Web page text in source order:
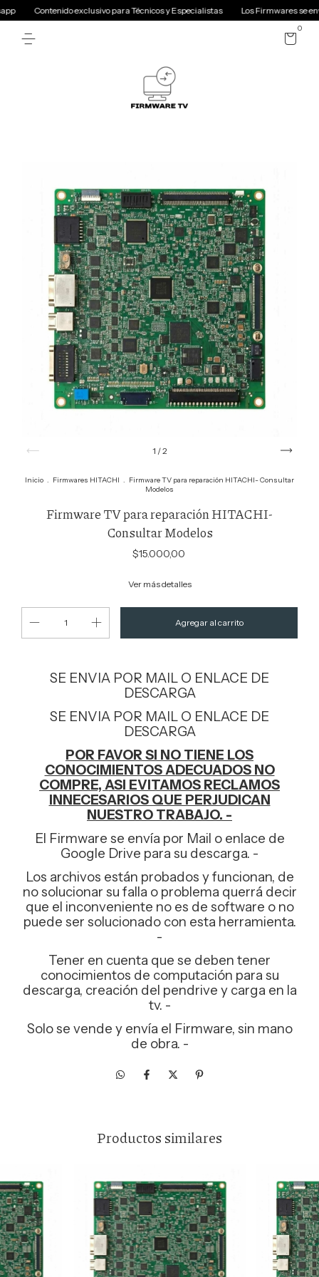
Contenido exclusivo para Técnicos y Especialistas Los Firmwares se
0
1 /2
Inicio . Firmwares HITACHI . Firmware TV para reparación HITACHI- Consultar
Modelos
Firmware TV para reparación HITACHI-
Consultar Modelos
$15.000,00
Ver más detalles
SE ENVIA POR MAIL O ENLACE DE
DESCARGA
SE ENVIA POR MAIL O ENLACE DE
DESCARGA
POR FAVOR SI NO TIENE LOS
CONOCIMIENTOS ADECUADOS NO
COMPRE, ASI EVITAMOS RECLAMOS
INNECESARIOS QUE PERJUDICAN
NUESTRO TRABAJO. -
El Firmware se envía por Mail o enlace de
Google Drive para su descarga. -
Los archivos están probados y funcionan, de
no solucionar su falla o problema querrá decir
que el inconveniente no es de software o no
puede ser solucionado con esta herramienta.
-
Tener en cuenta que se deben tener
conocimientos de computación para su
descarga, creación del pendrive y carga en la
tv. -
Solo se vende y envía el Firmware, sin mano
de obra. -
Productos similares